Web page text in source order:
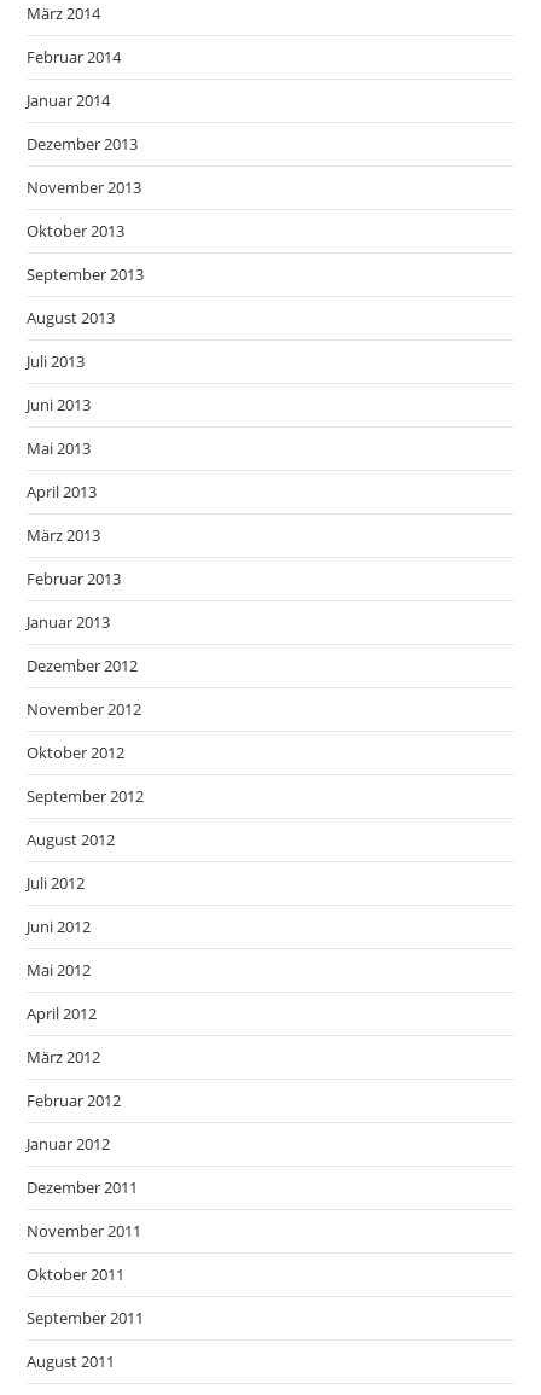
März 2014
Februar 2014
Januar 2014
Dezember 2013
November 2013
Oktober 2013
September 2013
August 2013
Juli 2013
Juni 2013
Mai 2013
April 2013
März 2013
Februar 2013
Januar 2013
Dezember 2012
November 2012
Oktober 2012
September 2012
August 2012
Juli 2012
Juni 2012
Mai 2012
April 2012
März 2012
Februar 2012
Januar 2012
Dezember 2011
November 2011
Oktober 2011
September 2011
August 2011